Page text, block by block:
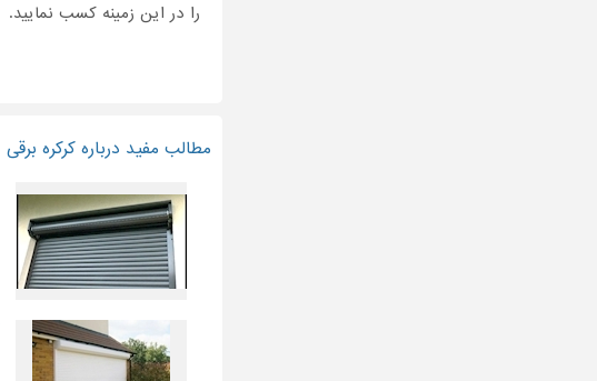
را در این زمینه کسب نمایید.
مطالب مفید درباره کرکره برقی